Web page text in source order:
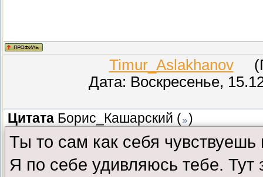
Timur_Aslakhanov
Дата: Воскресенье,
Цитата Борис_Кашарский ( )
Ты то сам как себя
Я по себе удивляюсь тебе. Тут